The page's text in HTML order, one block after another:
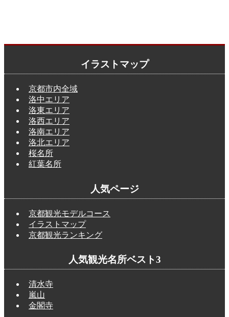
イラストマップ
京都市内全域
洛中エリア
洛東エリア
洛西エリア
洛南エリア
洛北エリア
桜名所
紅葉名所
人気ページ
京都観光モデルコース
イラストマップ
京都観光ランキング
人気観光名所ベスト3
清水寺
嵐山
金閣寺